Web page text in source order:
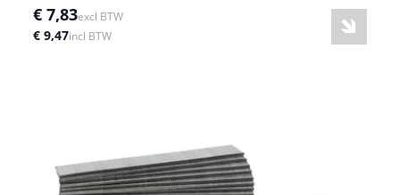
€ 7,83excl BTW
€ 9,47incl BTW